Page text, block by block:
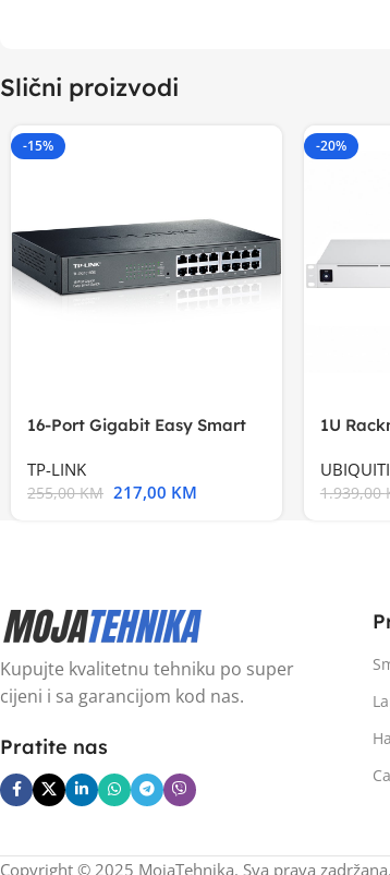
Slični proizvodi
-15%
16-Port Gigabit Easy Smart
TP-LINK
255,00KM 217,00 KM
-20%
1U
UBIQUITI
1.939,00
Kupujte kvalitetnu tehniku po super
cijeni i sa garancijom kod nas.
Pratite nas
Copyright © 2025 MojaTehnika. Sva prava